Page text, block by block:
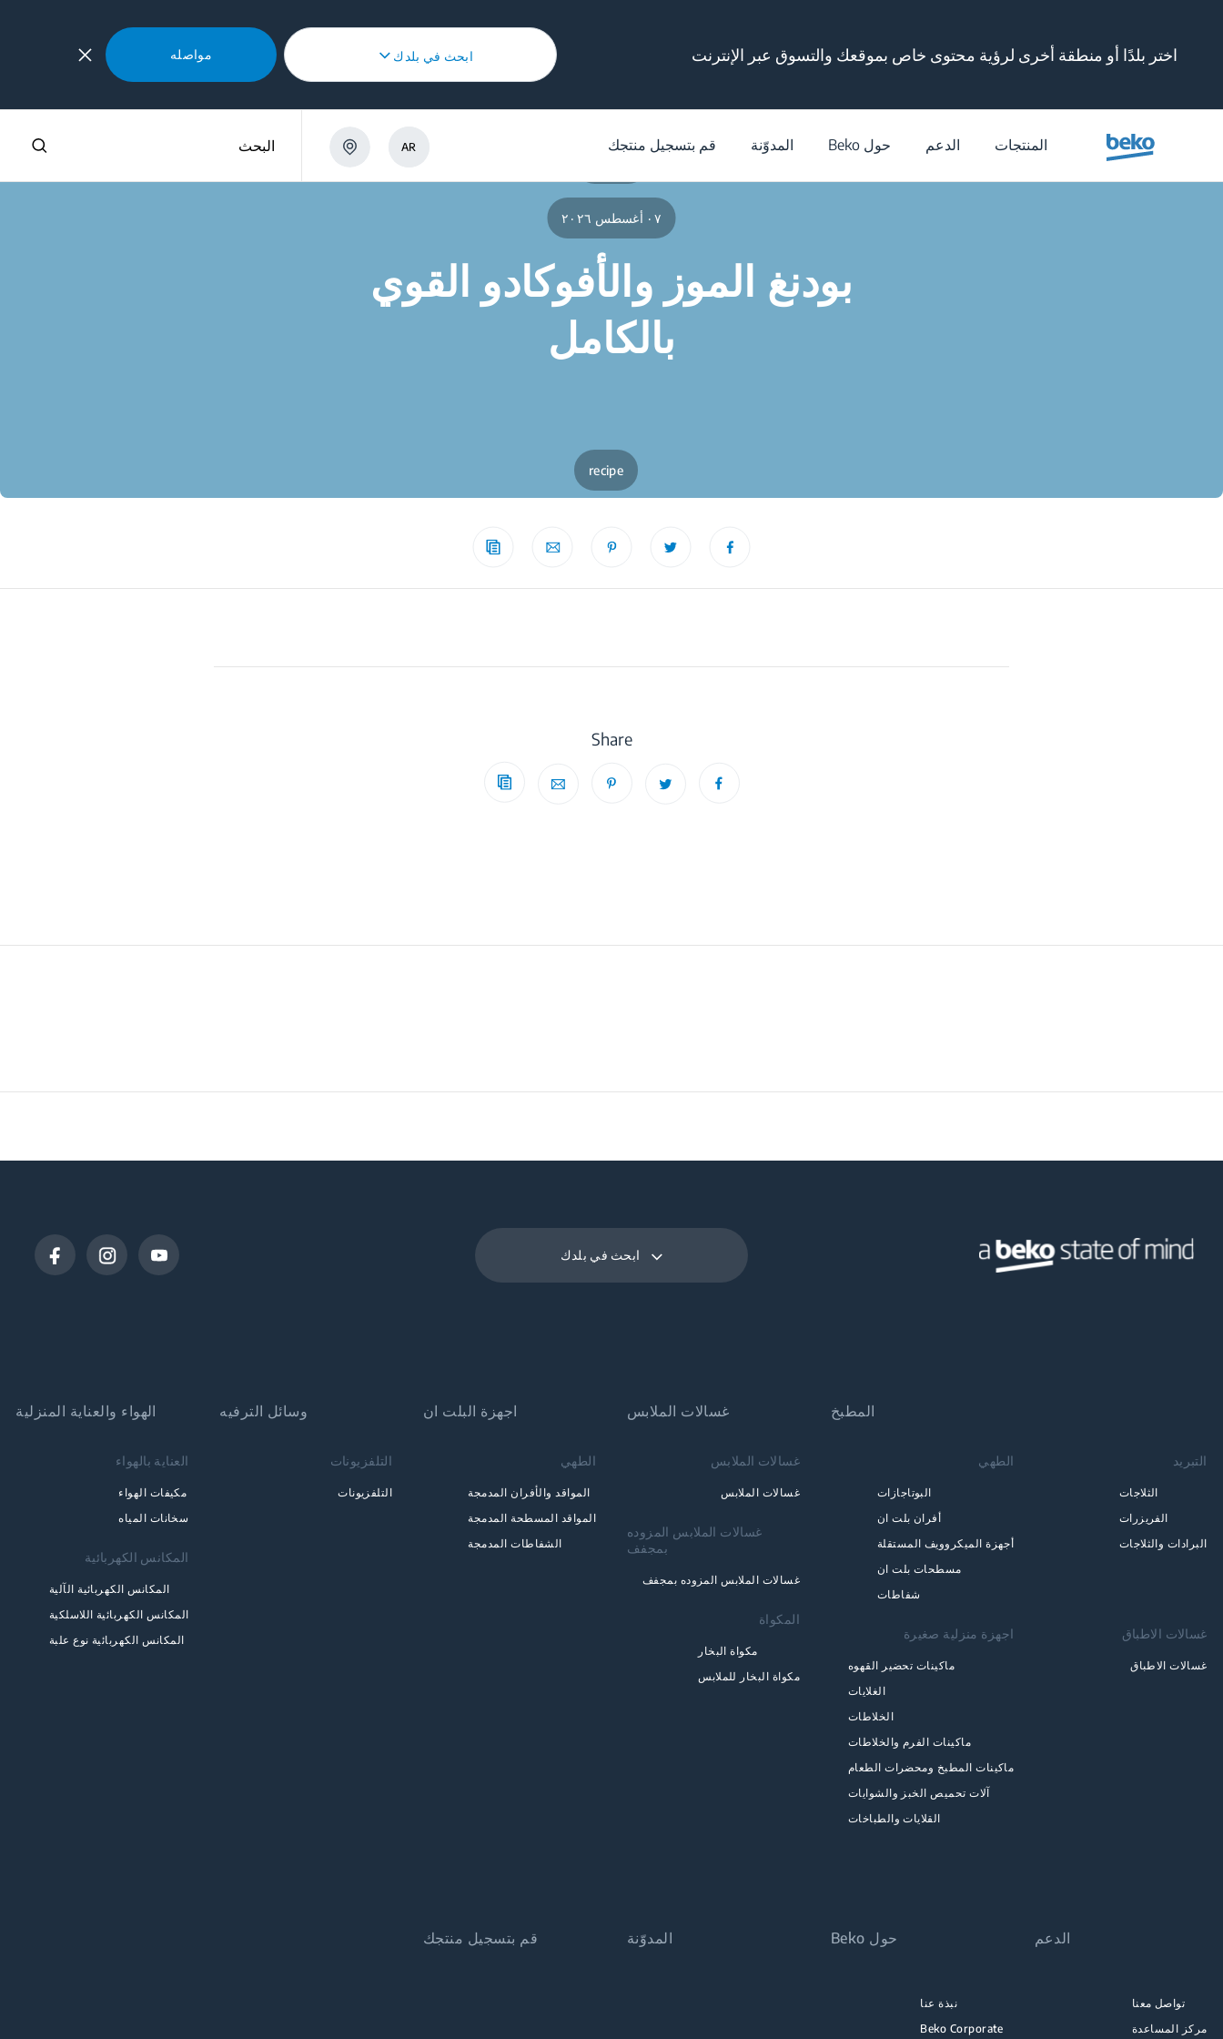
اختر بلدًا أو منطقة أخرى لرؤية محتوى خاص بموقعك والتسوق عبر الإنترنت ابحث في بلدك مواصله
المنتجات الدعم حول Beko المدوّنة قم بتسجيل منتجك AR البحث
٠٧ أغسطس ٢٠٢٦
بودنغ الموز والأفوكادو القوي
بالكامل
recipe
Share
ابحث في بلدك
المطبخ
التبريد
الثلاجات
الفريزرات
البرادات والثلاجات
الطهي
البوتاجازات
أفران بلت ان
أجهزة الميكروويف المستقلة
مسطحات بلت ان
شفاطات
غسالات الاطباق
غسالات الاطباق
اجهزة منزلية صغيرة
ماكينات تحضير القهوه
الغلايات
الخلاطات
ماكينات الفرم والخلاطات
ماكينات المطبخ ومحضرات الطعام
آلات تحميص الخبز والشوايات
القلايات والطباخات
غسالات الملابس
غسالات الملابس
غسالات الملابس
غسالات الملابس المزوده
بمجفف
غسالات الملابس المزوده بمجفف
المكواة
مكواة البخار
مكواة البخار للملابس
اجهزة البلت ان
الطهي
المواقد والأفران المدمجة
المواقد المسطحة المدمجة
الشفاطات المدمجة
وسائل الترفيه
التلفزيونات
التلفزيونات
الهواء والعناية المنزلية
العناية بالهواء
مكيفات الهواء
سخانات المياه
المكانس الكهربائية
المكانس الكهربائية الآلية
المكانس الكهربائية اللاسلكية
المكانس الكهربائية نوع علبة
الدعم
تواصل معنا
مركز المساعدة
حول Beko
نبذة عنا
Beko Corporate
المدوّنة قم بتسجيل منتجك